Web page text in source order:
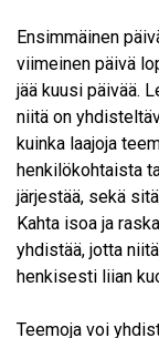
Ensimmäinen
viimeinen päivä
jää kuusi päivää.
niitä on
kuinka laajoja
henkilökohtaista
järjestää, sekä
Kahta isoa ja
yhdistää, jotta
henkisesti liian
Teemoja voi